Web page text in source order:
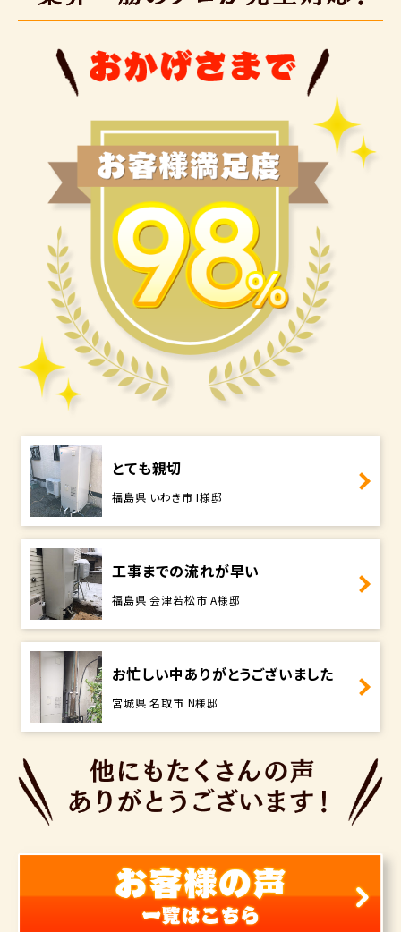
とても親切
福島県 いわき市 I様邸
工事までの流れが早い
福島県 会津若松市 A様邸
お忙しい中ありがとうございました
宮城県 名取市 N様邸